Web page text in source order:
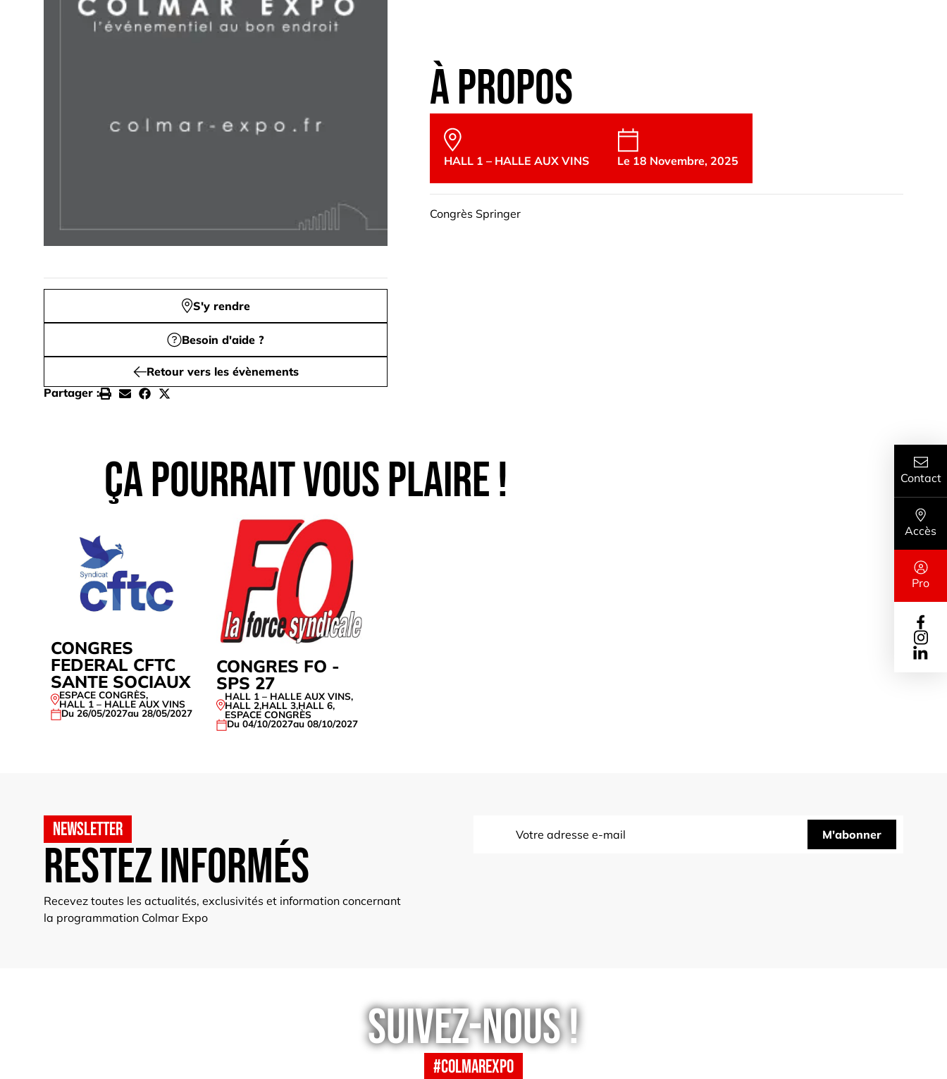
Contact
Accès
Pro
S'y rendre
Besoin d'aide ?
Retour vers les évènements
Partager :
à propos
HALL 1 – HALLE AUX VINS Le 18 Novembre, 2025
Congrès Springer
Ça pourrait vous plaire !
CONGRES
FEDERAL CFTC
SANTE SOCIAUX
ESPACE CONGRÈS,
HALL 1 – HALLE AUX VINS
Du 26/05/2027au 28/05/2027
CONGRES FO -
SPS 27
HALL 1 – HALLE AUX VINS,
HALL 2,HALL 3,HALL 6,
ESPACE CONGRÈS
Du 04/10/2027au 08/10/2027
Newsletter
Restez informés
Recevez toutes les actualités, exclusivités et information concernant
la programmation Colmar Expo
M'abonner
Suivez-nous !
#colmarexpo